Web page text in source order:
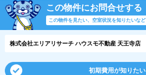
この物件にお問合せする
この物件を見たい、空室状況を知りたいなど
株式会社エリアリサーチ ハウスモ不動産 天王寺店
初期費用が知りたい